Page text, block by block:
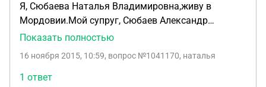
Я, Сюбаева Наталья Владимировна,живу в
Мордовии.Мой супруг, Сюбаев Александр
Рашитович, с 1999 года работал на Саранском
было два жилых дома, в одном из которых ему
была предоставлена комната на общей кухне. В
Показать полностью
16 ноября 2015, 10:59, вопрос №1041170, наталья
1 ответ